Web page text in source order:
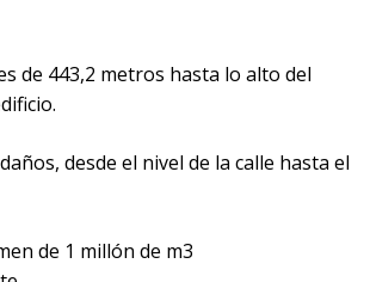
de 443,2 metros hasta lo alto del
desde el nivel de la calle hasta el
de 1 millón de m3